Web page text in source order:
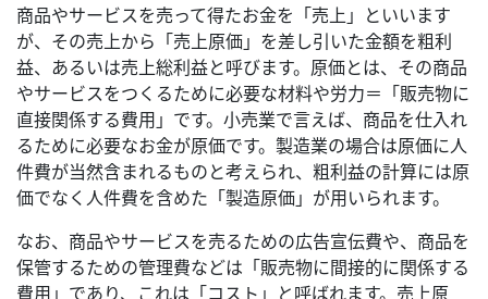
商品やサービスを売って得たお金を「売上」といいます
が、その売上から「売上原価」を差し引いた金額を粗利
益、あるいは売上総利益と呼びます。原価とは、その商品
やサービスをつくるために必要な材料や労力＝「販売物に
直接関係する費用」です。小売業で言えば、商品を仕入れ
るために必要なお金が原価です。製造業の場合は原価に人
件費が当然含まれるものと考えられ、粗利益の計算には原
価でなく人件費を含めた「製造原価」が用いられます。
なお、商品やサービスを売るための広告宣伝費や、商品を
保管するための管理費などは「販売物に間接的に関係する
費用」であり、これは「コスト」と呼ばれます。売上原